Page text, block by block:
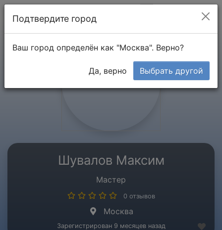
Шувалов Максим
Мастер
0 отзывов
Москва
Зарегистрирован 9 месяцев назад
Подтвердите город
Ваш город определён как "Москва". Верно?
Да, верно Выбрать другой